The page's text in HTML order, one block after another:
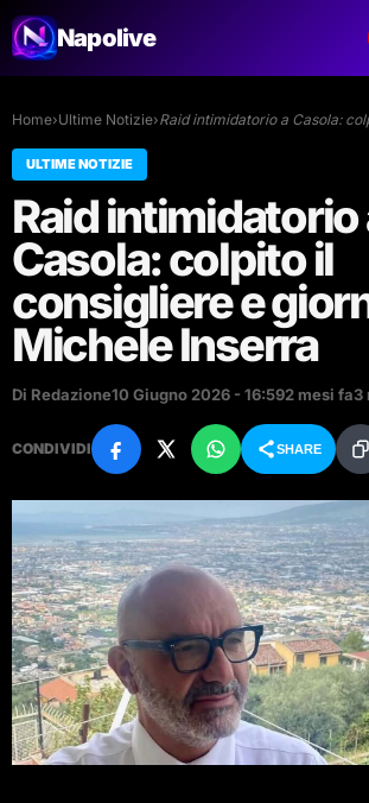
Napolive
Home›Ultime Notizie›Raid intimidatorio a Casola:
ULTIME NOTIZIE
Raid intimidatorio
Casola: colpito il
consigliere e
Michele Inserra
Di Redazione10 Giugno 2026 - 16:592 mesi fa3
CONDIVIDI SHARE